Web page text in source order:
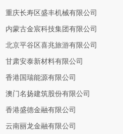
重庆长寿区盛丰机械有限公司
内蒙古金宸科技集团有限公司
北京平谷区喜兆旅游有限公司
甘肃安泰新材料有限公司
香港国瑞能源有限公司
澳门名扬建筑股份有限公司
香港盛德金融有限公司
云南丽龙金融有限公司